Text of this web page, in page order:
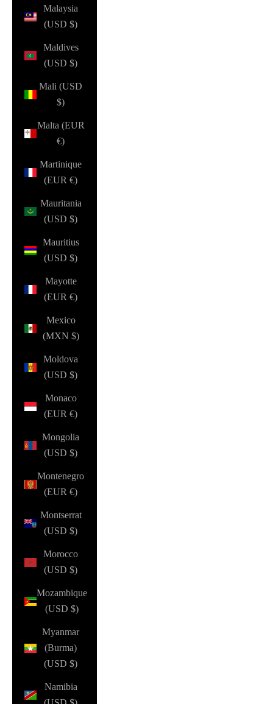
Malaysia
(USD $)
Maldives
(USD $)
Mali (USD
$)
Malta (EUR
€)
Martinique
(EUR €)
Mauritania
(USD $)
Mauritius
(USD $)
Mayotte
(EUR €)
Mexico
(MXN $)
Moldova
(USD $)
Monaco
(EUR €)
Mongolia
(USD $)
Montenegro
(EUR €)
Montserrat
(USD $)
Morocco
(USD $)
Mozambique
(USD $)
Myanmar
(Burma)
(USD $)
Namibia